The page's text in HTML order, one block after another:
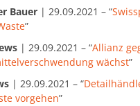
Bauer | 29.09.2021 – “
”
| 29.09.2021 – “Allianz
wächst”
| 29.09.2021 – “
vorgehen”